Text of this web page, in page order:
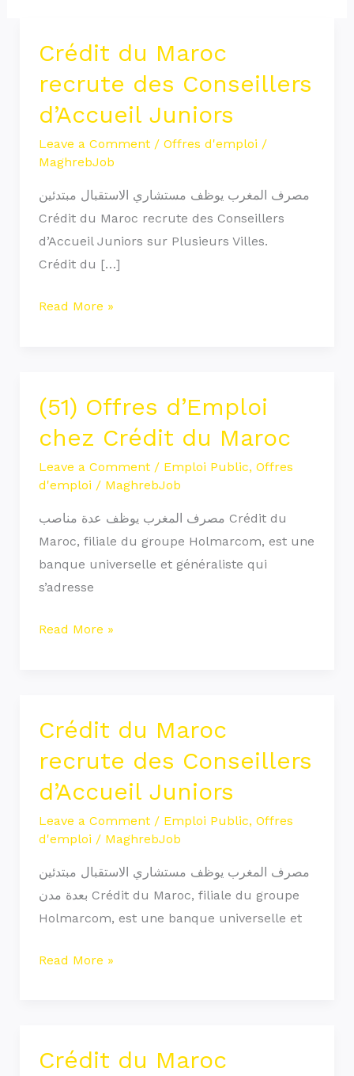
Crédit du Maroc
recrute des Conseillers
d’Accueil Juniors
Leave a Comment / Offres d'emploi /
MaghrebJob
مصرف المغرب يوظف مستشاري الاستقبال مبتدئين
Crédit du Maroc recrute des Conseillers
d’Accueil Juniors sur Plusieurs Villes.
Crédit du […]
Crédit
Maroc
recrute
des
Conseillers
Read More »
(51) Offres d’Emploi
chez Crédit du Maroc
Leave a Comment / Emploi Public, Offres
d'emploi / MaghrebJob
مصرف المغرب يوظف عدة مناصب Crédit du
Maroc, filiale du groupe Holmarcom, est une
banque universelle et généraliste qui
s’adresse
(51)
Offres
d’Emploi
chez
Crédit
du
Maroc
Read More »
Crédit du Maroc
recrute des Conseillers
d’Accueil Juniors
Leave a Comment / Emploi Public, Offres
d'emploi / MaghrebJob
مصرف المغرب يوظف مستشاري الاستقبال مبتدئين
بعدة مدن Crédit du Maroc, filiale du groupe
Holmarcom, est une banque universelle et
Crédit
Maroc
recrute
des
Conseillers
Read More »
Crédit du Maroc
Crédit